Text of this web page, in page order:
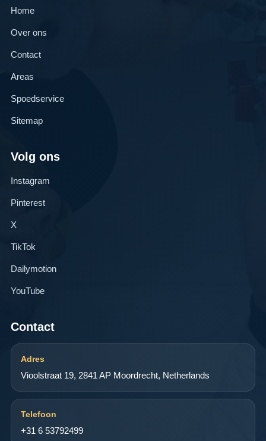
Home
Over ons
Contact
Areas
Spoedservice
Sitemap
Volg ons
Instagram
Pinterest
X
TikTok
Dailymotion
YouTube
Contact
Adres
Vioolstraat 19, 2841 AP Moordrecht, Netherlands
Telefoon
+31 6 53792499